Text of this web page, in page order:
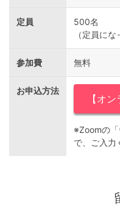
定員
500名
（定員に
参加費 無料
お申込方法
【オ
※Zoomの
で、ご入力